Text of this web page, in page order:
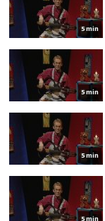
5 min
5 min
5 min
5 min